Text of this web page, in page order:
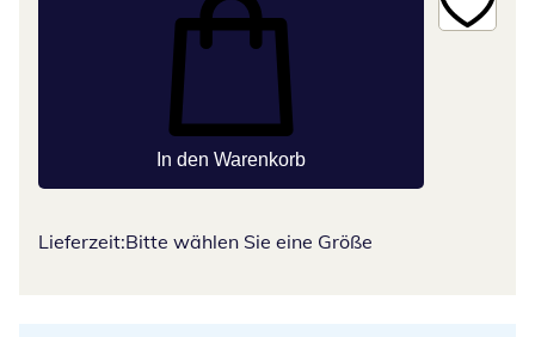
In den Warenkorb
Lieferzeit:Bitte wählen Sie eine Größe